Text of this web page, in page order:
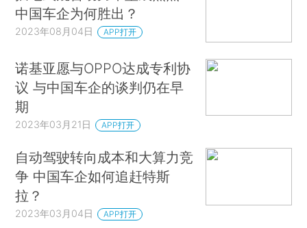
中国车企为何胜出？
2023年08月04日 APP打开
诺基亚愿与OPPO达成专利协
议 与中国车企的谈判仍在早
期
2023年03月21日 APP打开
自动驾驶转向成本和大算力竞
争 中国车企如何追赶特斯
拉？
2023年03月04日 APP打开